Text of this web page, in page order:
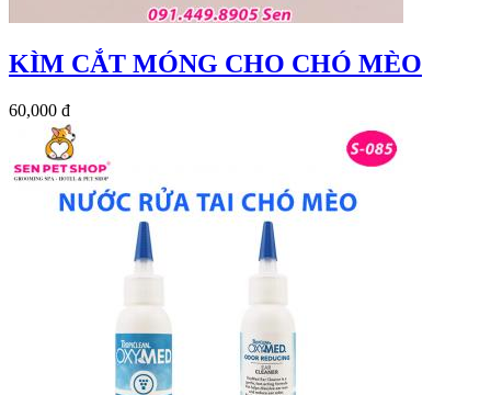
KÌM CẮT MÓNG CHO CHÓ MÈO
60,000 đ